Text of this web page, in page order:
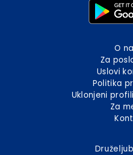
O
Za
Uslovi
Politika
Uklonjeni
Za